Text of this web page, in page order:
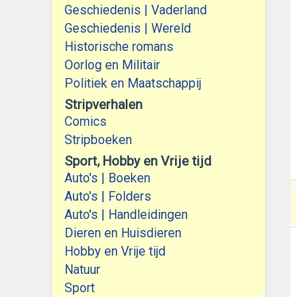
Geschiedenis | Vaderland
Geschiedenis | Wereld
Historische romans
Oorlog en Militair
Politiek en Maatschappij
Stripverhalen
Comics
Stripboeken
Sport, Hobby en Vrije tijd
Auto's | Boeken
Auto's | Folders
Auto's | Handleidingen
Dieren en Huisdieren
Hobby en Vrije tijd
Natuur
Sport